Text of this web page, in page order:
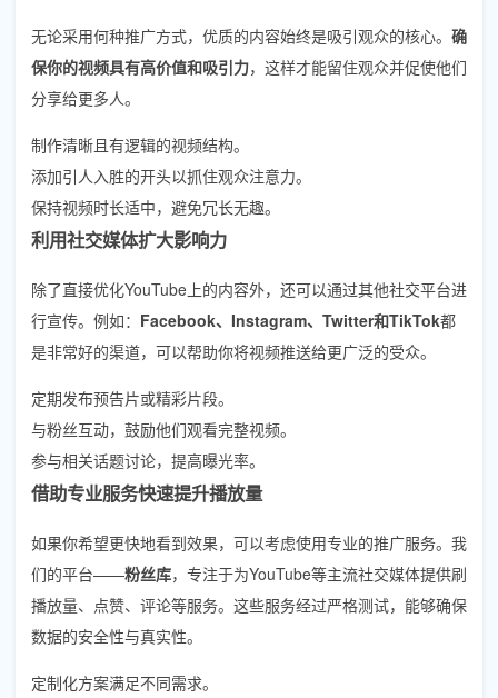
无论采用何种推广方式，优质的内容始终是吸引观众的核心。 确
保你的视频具有高价值和吸引力，这样才能留住观众并促使他们
分享给更多人。
制作清晰且有逻辑的视频结构。
添加引人入胜的开头以抓住观众注意力。
保持视频时长适中，避免冗长无趣。
利用社交媒体扩大影响力
除了直接优化YouTube上的内容外，还可以通过其他社交平台进
行宣传。例如： Facebook、Instagram、Twitter和TikTok都
是非常好的渠道，可以帮助你将视频推送给更广泛的受众。
定期发布预告片或精彩片段。
与粉丝互动，鼓励他们观看完整视频。
参与相关话题讨论，提高曝光率。
借助专业服务快速提升播放量
如果你希望更快地看到效果，可以考虑使用专业的推广服务。我
们的平台——粉丝库，专注于为YouTube等主流社交媒体提供刷
播放量、点赞、评论等服务。这些服务经过严格测试，能够确保
数据的安全性与真实性。
定制化方案满足不同需求。